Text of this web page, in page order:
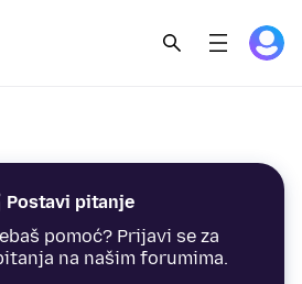
Postavi pitanje
pomoć? Prijavi se za
na našim forumima.